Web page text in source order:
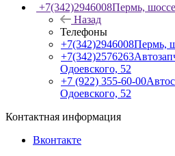
+7(342)2946008Пермь,
Назад
Телефоны
+7(342)2946008Пермь,
+7(342)2576263
Одоевского, 52
+7 (922) 355-60-00
Одоевского, 52
Контактная информация
Вконтакте